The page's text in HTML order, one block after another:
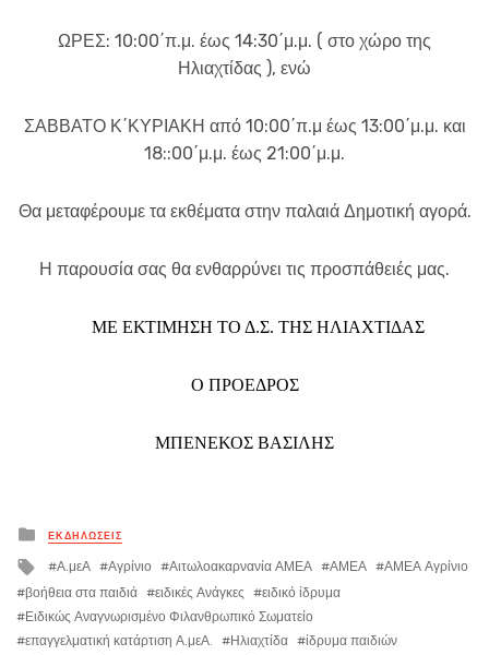
ΩΡΕΣ: 10:00΄π.μ. έως 14:30΄μ.μ. ( στο χώρο της
Ηλιαχτίδας ), ενώ
ΣΑΒΒΑΤΟ Κ΄ΚΥΡΙΑΚΗ από 10:00΄π.μ έως 13:00΄μ.μ. και
18::00΄μ.μ. έως 21:00΄μ.μ.
Θα μεταφέρουμε τα εκθέματα στην παλαιά Δημοτική αγορά.
Η παρουσία σας θα ενθαρρύνει τις προσπάθειές μας.
ΜΕ ΕΚΤΙΜΗΣΗ ΤΟ Δ.Σ. ΤΗΣ ΗΛΙΑΧΤΙΔΑΣ
Ο ΠΡΟΕΔΡΟΣ
ΜΠΕΝΕΚΟΣ ΒΑΣΙΛΗΣ
Posted
in
ΕΚΔΗΛΏΣΕΙΣ
Tagged
with
Α.μεΑ Αγρίνιο Αιτωλοακαρνανία ΑΜΕΑ ΑΜΕΑ
ΑΜΕΑ Αγρίνιο
βοήθεια στα παιδιά
ειδικές Ανάγκες
ειδικό ίδρυμα
Ειδικώς Αναγνωρισμένο Φιλανθρωπικό Σωματείο
επαγγελματική κατάρτιση Α.μεΑ.
Ηλιαχτίδα
ίδρυμα παιδιών